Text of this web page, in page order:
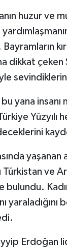
huzur ve
dikkat çeken
yana
ve
Erdoğan